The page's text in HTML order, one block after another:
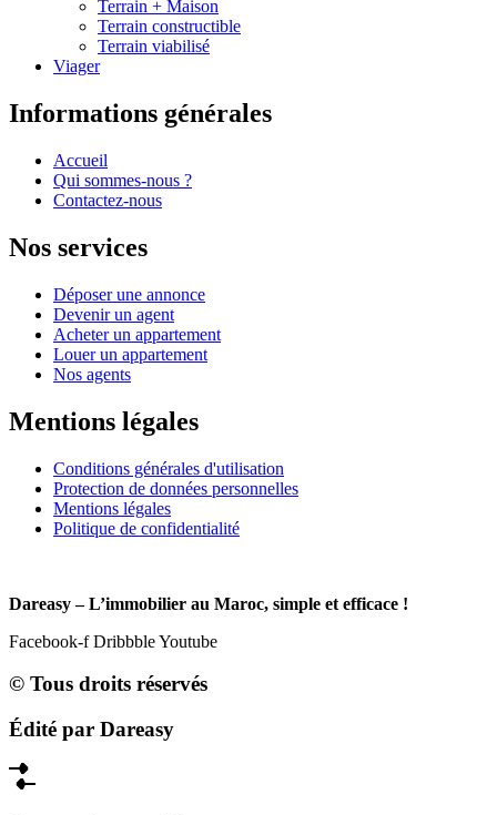
Terrain + Maison
Terrain constructible
Terrain viabilisé
Viager
Informations générales
Accueil
Qui sommes-nous ?
Contactez-nous
Nos services
Déposer une annonce
Devenir un agent
Acheter un appartement
Louer un appartement
Nos agents
Mentions légales
Conditions générales d'utilisation
Protection de données personnelles
Mentions légales
Politique de confidentialité
Dareasy – L’immobilier au Maroc, simple et efficace !
Facebook-f DribbbleYoutube
© Tous droits réservés
Édité par Dareasy